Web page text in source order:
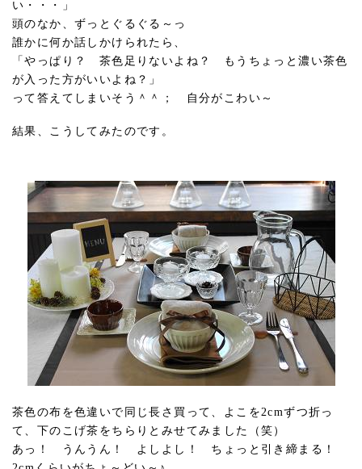
い・・・」
頭のなか、ずっとぐるぐる～っ
誰かに何か話しかけられたら、
「やっぱり？ 茶色足りないよね？ もうちょっと濃い茶色
が入った方がいいよね？」
って答えてしまいそう＾＾； 自分がこわい～
結果、こうしてみたのです。
茶色の布を色違いで同じ長さ買って、よこを2cmずつ折っ
て、下のこげ茶をちらりとみせてみました（笑）
あっ！ うんうん！ よしよし！ ちょっと引き締まる！